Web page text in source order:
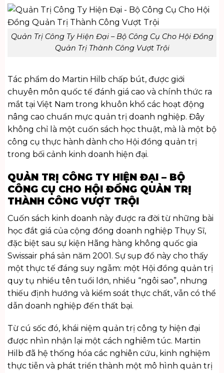
Quản Trị Công Ty Hiện Đại – Bộ Công Cụ Cho Hội Đồng
Quản Trị Thành Công Vượt Trội
Tác phẩm do Martin Hilb chấp bút, được giới
chuyên môn quốc tế đánh giá cao và chính thức ra
mắt tại Việt Nam trong khuôn khổ các hoạt động
nâng cao chuẩn mực quản trị doanh nghiệp. Đây
không chỉ là một cuốn sách học thuật, mà là một bộ
công cụ thực hành dành cho Hội đồng quản trị
trong bối cảnh kinh doanh hiện đại.
QUẢN TRỊ CÔNG TY HIỆN ĐẠI – BỘ
CÔNG CỤ CHO HỘI ĐỒNG QUẢN TRỊ
THÀNH CÔNG VƯỢT TRỘI
Cuốn sách kinh doanh này được ra đời từ những bài
học đắt giá của cộng đồng doanh nghiệp Thụy Sĩ,
đặc biệt sau sự kiện Hãng hàng không quốc gia
Swissair phá sản năm 2001. Sự sụp đổ này cho thấy
một thực tế đáng suy ngẫm: một Hội đồng quản trị
quy tụ nhiều tên tuổi lớn, nhiều “ngôi sao”, nhưng
thiếu định hướng và kiểm soát thực chất, vẫn có thể
dẫn doanh nghiệp đến thất bại.
Từ cú sốc đó, khái niệm quản trị công ty hiện đại
được nhìn nhận lại một cách nghiêm túc. Martin
Hilb đã hệ thống hóa các nghiên cứu, kinh nghiệm
thực tiễn và phát triển thành một mô hình quản trị